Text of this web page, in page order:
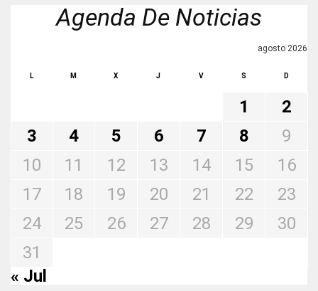
Agenda De Noticias
agosto 2026
L M X J V S D
1
2
3
4 5 6 7 8
9
10
11 12 13 14 15
16
17
18 19 20 21 22
23
24
25 26 27 28 29
30
31
« Jul